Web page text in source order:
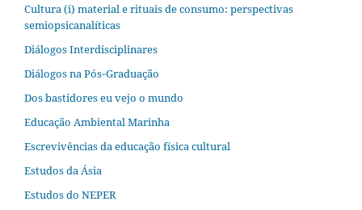
Cultura (i) material e rituais de consumo: perspectivas
semiopsicanalíticas
Diálogos Interdisciplinares
Diálogos na Pós‐Graduação
Dos bastidores eu vejo o mundo
Educação Ambiental Marinha
Escrevivências da educação física cultural
Estudos da Ásia​
Estudos do NEPER